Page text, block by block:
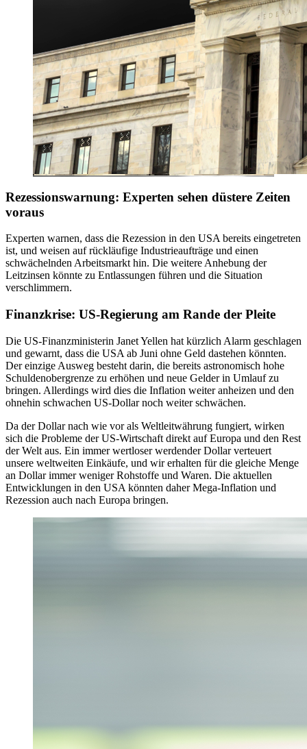
Rezessionswarnung: Experten sehen düstere Zeiten
voraus
Experten warnen, dass die Rezession in den USA bereits eingetreten
ist, und weisen auf rückläufige Industrieaufträge und einen
schwächelnden Arbeitsmarkt hin. Die weitere Anhebung der
Leitzinsen könnte zu Entlassungen führen und die Situation
verschlimmern.
Finanzkrise: US-Regierung am Rande der Pleite
Die US-Finanzministerin Janet Yellen hat kürzlich Alarm geschlagen
und gewarnt, dass die USA ab Juni ohne Geld dastehen könnten.
Der einzige Ausweg besteht darin, die bereits astronomisch hohe
Schuldenobergrenze zu erhöhen und neue Gelder in Umlauf zu
bringen. Allerdings wird dies die Inflation weiter anheizen und den
ohnehin schwachen US-Dollar noch weiter schwächen.
Da der Dollar nach wie vor als Weltleitwährung fungiert, wirken
sich die Probleme der US-Wirtschaft direkt auf Europa und den Rest
der Welt aus. Ein immer wertloser werdender Dollar verteuert
unsere weltweiten Einkäufe, und wir erhalten für die gleiche Menge
an Dollar immer weniger Rohstoffe und Waren. Die aktuellen
Entwicklungen in den USA könnten daher Mega-Inflation und
Rezession auch nach Europa bringen.